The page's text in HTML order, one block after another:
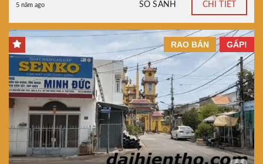
5 năm ago SO SÁNH CHI TIẾT
GẤP!
RAO BÁN